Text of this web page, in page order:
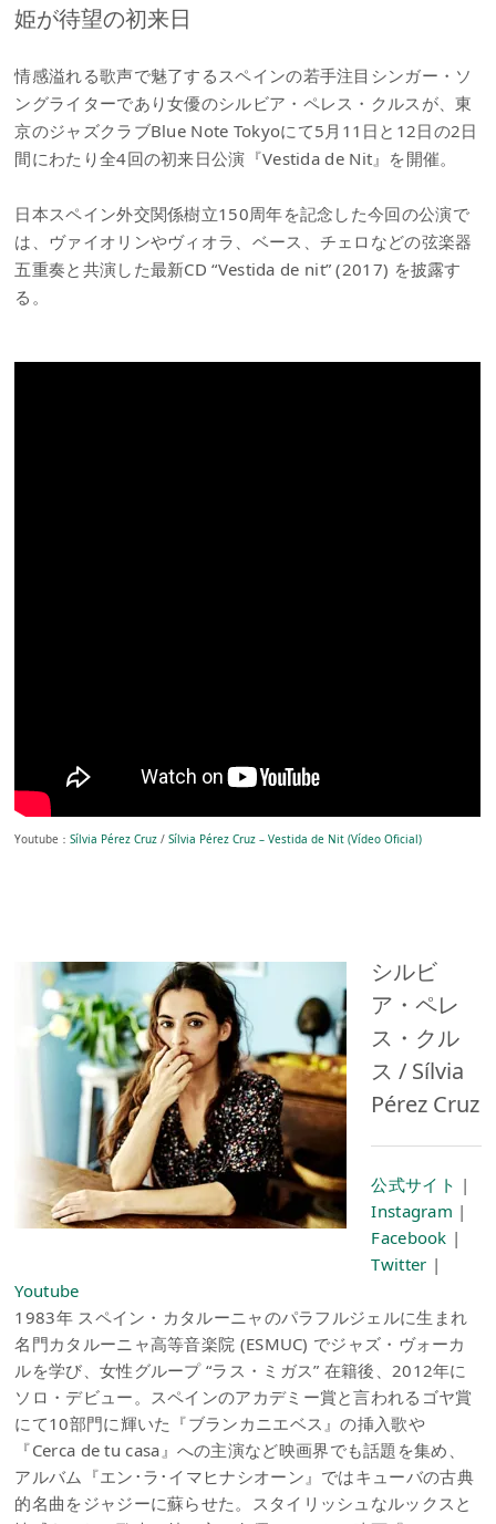
姫が待望の初来日
情感溢れる歌声で魅了するスペインの若手注目シンガー・ソ
ングライターであり女優のシルビア・ペレス・クルスが、東
京のジャズクラブBlue Note Tokyoにて5月11日と12日の2日
間にわたり全4回の初来日公演『Vestida de Nit』を開催。
日本スペイン外交関係樹立150周年を記念した今回の公演で
は、ヴァイオリンやヴィオラ、ベース、チェロなどの弦楽器
五重奏と共演した最新CD “Vestida de nit” (2017) を披露す
る。
Youtube：Sílvia Pérez Cruz /Sílvia Pérez Cruz – Vestida de Nit (Vídeo Oficial)
シルビ
ア・ペレ
ス・クル
ス / Sílvia
Pérez Cruz
公式サイト |
Instagram |
Facebook |
Twitter |
Youtube
1983年 スペイン・カタルーニャのパラフルジェルに生まれ
名門カタルーニャ高等音楽院 (ESMUC) でジャズ・ヴォーカ
ルを学び、女性グループ “ラス・ミガス” 在籍後、2012年に
ソロ・デビュー。スペインのアカデミー賞と言われるゴヤ賞
にて10部門に輝いた『ブランカニエベス』の挿入歌や
『Cerca de tu casa』への主演など映画界でも話題を集め、
アルバム『エン･ラ･イマヒナシオーン』ではキューバの古典
的名曲をジャジーに蘇らせた。スタイリッシュなルックスと